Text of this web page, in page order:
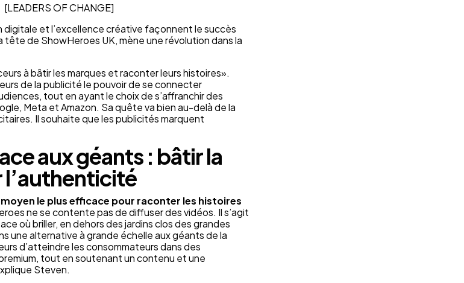
[LEADERS OF CHANGE]
digitale et l’excellence créative façonnent le succès
tête de ShowHeroes UK, mène une révolution dans la
à bâtir les marques et raconter leurs histoires».
de la publicité le pouvoir de se connecter
tout en ayant le choix de s’affranchir des
Meta et Amazon. Sa quête va bien au-delà de la
Il souhaite que les publicités marquent
aux géants : bâtir la
moyen le plus efficace pour raconter les histoires
ne se contente pas de diffuser des vidéos. Il s’agit
où briller, en dehors des jardins clos des grandes
une alternative à grande échelle aux géants de la
d’atteindre les consommateurs dans des
tout en soutenant un contenu et une
Steven.